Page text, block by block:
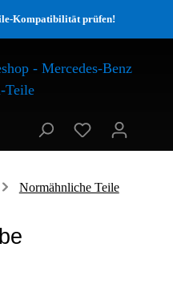
Kompatibilität prüfen!
Normähnliche Teile